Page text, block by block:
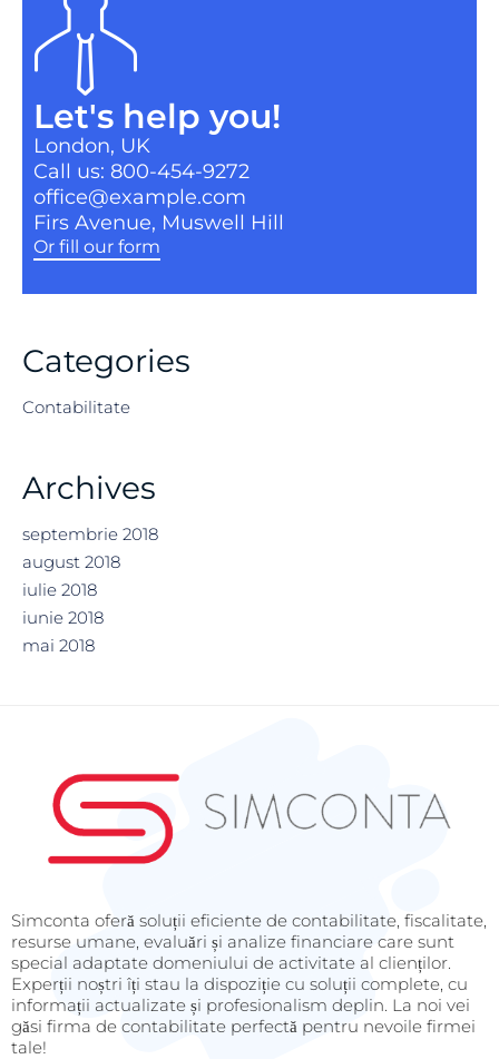
Let's help you!
London, UK
Call us: 800-454-9272
office@example.com
Firs Avenue, Muswell Hill
Or fill our form
Categories
Contabilitate
Archives
septembrie 2018
august 2018
iulie 2018
iunie 2018
mai 2018
Simconta oferă soluții eficiente de contabilitate, fiscalitate,
resurse umane, evaluări și analize financiare care sunt
special adaptate domeniului de activitate al clienților.
Experții noștri îți stau la dispoziție cu soluții complete, cu
informații actualizate și profesionalism deplin. La noi vei
găsi firma de contabilitate perfectă pentru nevoile firmei
tale!